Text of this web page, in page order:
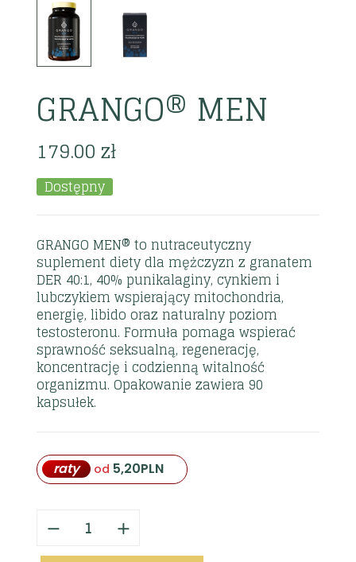
GRANGO® MEN
179.00zł
Dostępny
GRANGO MEN® to nutraceutyczny
suplement diety dla mężczyzn z granatem
DER 40:1, 40% punikalaginy, cynkiem i
lubczykiem wspierający mitochondria,
energię, libido oraz naturalny poziom
testosteronu. Formuła pomaga wspierać
sprawność seksualną, regenerację,
koncentrację i codzienną witalność
organizmu. Opakowanie zawiera 90
kapsułek.
raty od 5,20PLN